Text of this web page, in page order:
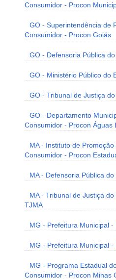
Consumidor - Procon
GO - Superintendência de
Consumidor - Procon Goiás
GO - Defensoria Pública
GO - Ministério Público do
GO - Tribunal de Justiça
GO - Departamento
Consumidor - Procon Águas
MA - Instituto de
Consumidor - Procon
MA - Defensoria Pública
MA - Tribunal de Justiça
TJMA
MG - Prefeitura Municipal
MG - Prefeitura Municipal
MG - Programa Estadual
Consumidor - Procon Minas